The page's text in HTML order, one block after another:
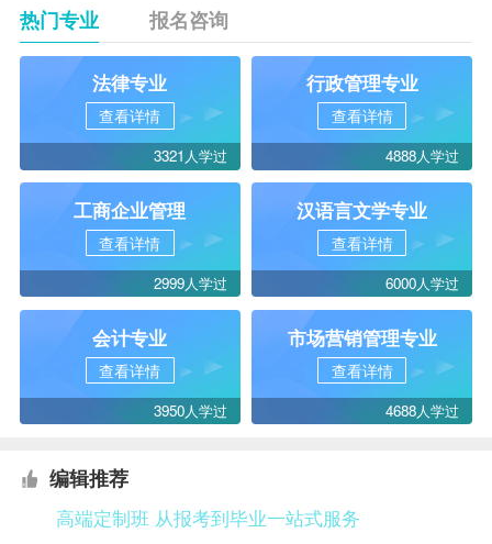
热门专业 报名咨询
法律专业
查看详情
3321人学过
行政管理专业
查看详情
4888人学过
工商企业管理
查看详情
2999人学过
汉语言文学专业
查看详情
6000人学过
会计专业
查看详情
3950人学过
市场营销管理专业
查看详情
4688人学过
编辑推荐
高端定制班 从报考到毕业一站式服务